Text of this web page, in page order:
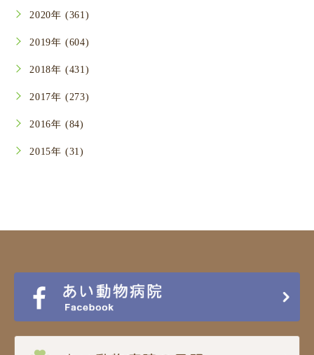
2020年 (361)
2019年 (604)
2018年 (431)
2017年 (273)
2016年 (84)
2015年 (31)